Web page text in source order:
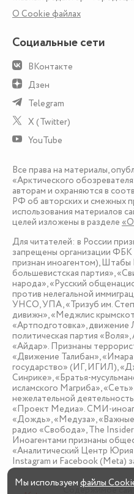
О Сookie файлах
Социальные сети
ВКонтакте
Дзен
Telegram
X (Twitter)
YouTube
Все права на материалы,
«Арктического
авторам и охраняются в
РФ об авторских и смежных
использования материалов
целей изложены в разделе
Для читателей: в России
запрещены организации
признан иноагентом), Штабы
большевистская партия»,
народа», «Русский
против нелегальной
УНСО, УПА, «Тризуб им.
дивижн», «Меджлис
«Артподготовка», движение
политическая партия
«Айдар». Признаны
«Движение Талибан»,
государство» (ИГ, ИГИЛ),
Синрике», «Братья-
исламского Магриба»,
нежелательной
«Проект Медиа». СМИ-
«Дождь», «Медуза»,
радио «Свобода», The
Иноагентами признаны
«Аналитический Центр
Instagram и Facebook (Metа)
Содержимое
Мы используемфайлы